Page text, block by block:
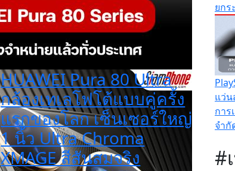
HUAWEI Pura 80 Ultra
กล้องเทเลโฟโต้แบบคู่ครั้ง
แรกของโลก เซ็นเซอร์ใหญ่
1 นิ้ว Ultra Chroma
XMAGE สีสันสมจริง
ยก
แว่น
การ
จำกั
#